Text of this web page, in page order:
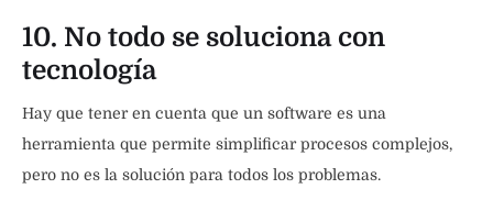
10. No todo se soluciona con
tecnología
Hay que tener en cuenta que un software es una
herramienta que permite simplificar procesos complejos,
pero no es la solución para todos los problemas.